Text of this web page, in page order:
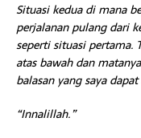
Situasi kedua di mana
perjalanan pulang dari
seperti situasi pertama.
atas bawah dan
balasan yang saya
“Innalillah.”